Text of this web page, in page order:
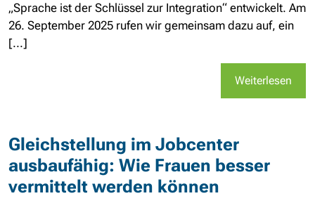
„Sprache ist der Schlüssel zur Integration“ entwickelt. Am
26. September 2025 rufen wir gemeinsam dazu auf, ein
[...]
Weiterlesen
Gleichstellung im Jobcenter
ausbaufähig: Wie Frauen besser
vermittelt werden können